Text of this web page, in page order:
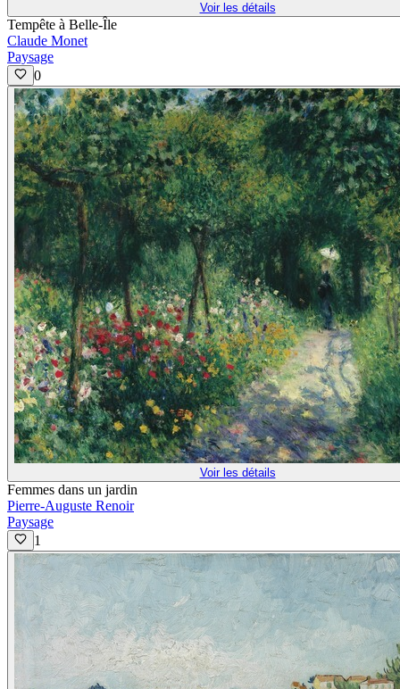
Voir les détails
Tempête à Belle-Île
Claude Monet
Paysage
0
Voir les détails
Femmes dans un jardin
Pierre-Auguste Renoir
Paysage
1